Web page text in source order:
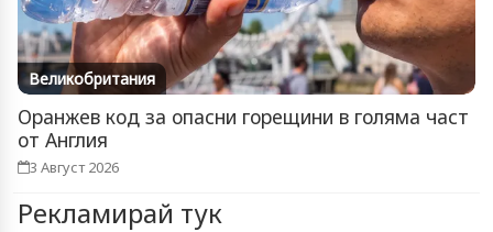
Великобритания
Оранжев код за опасни горещини в голяма част
от Англия
3 Август 2026
Рекламирай тук